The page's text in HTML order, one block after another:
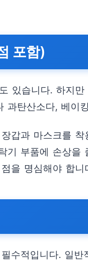
포함)
있습니다. 하지
탄산소다, 베
갑과 마스크를
기 부품에 손상
을 명심해야 합니
수적입니다. 일